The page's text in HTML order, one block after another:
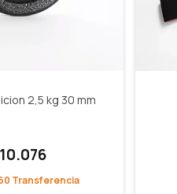
2,5 kg 30 mm